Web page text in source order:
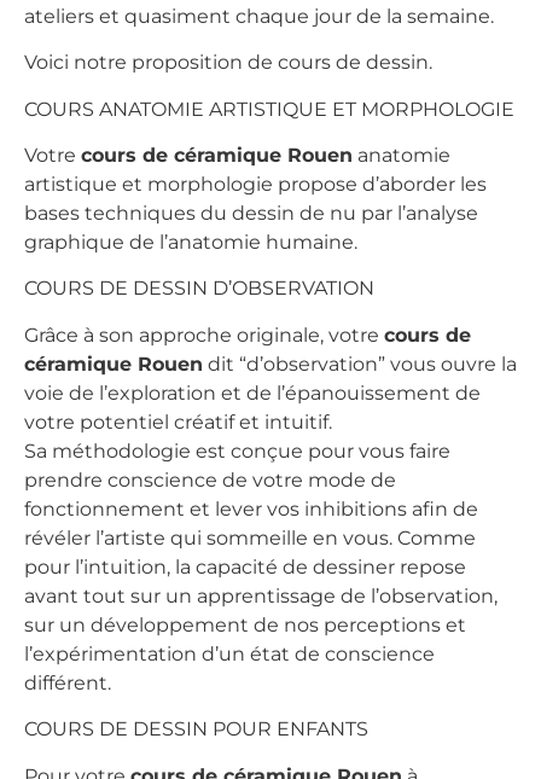
ateliers et quasiment chaque jour de la semaine.
Voici notre proposition de cours de dessin.
COURS ANATOMIE ARTISTIQUE ET MORPHOLOGIE
Votre cours de céramique Rouen anatomie
artistique et morphologie propose d’aborder les
bases techniques du dessin de nu par l’analyse
graphique de l’anatomie humaine.
COURS DE DESSIN D’OBSERVATION
Grâce à son approche originale, votre cours de
céramique Rouen dit “d’observation” vous ouvre la
voie de l’exploration et de l’épanouissement de
votre potentiel créatif et intuitif.
Sa méthodologie est conçue pour vous faire
prendre conscience de votre mode de
fonctionnement et lever vos inhibitions afin de
révéler l’artiste qui sommeille en vous. Comme
pour l’intuition, la capacité de dessiner repose
avant tout sur un apprentissage de l’observation,
sur un développement de nos perceptions et
l’expérimentation d’un état de conscience
différent.
COURS DE DESSIN POUR ENFANTS